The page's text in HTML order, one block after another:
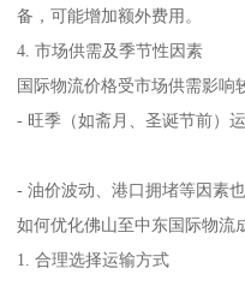
备，可能增加额外费用。
4. 市场供需及季节性因素
国际物流价格受市场供需影响
- 旺季（如斋月、圣诞节前）运
- 油价波动、港口拥堵等因素
如何优化佛山至中东国际物流
1. 合理选择运输方式